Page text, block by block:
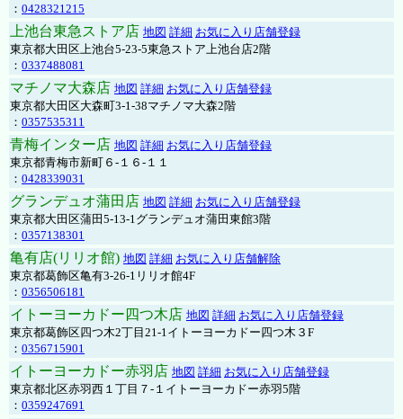
： 0428321215
上池台東急ストア店 地図 詳細 お気に入り店舗登録
東京都大田区上池台5-23-5東急ストア上池台店2階
： 0337488081
マチノマ大森店 地図 詳細 お気に入り店舗登録
東京都大田区大森町3-1-38マチノマ大森2階
： 0357535311
青梅インター店 地図 詳細 お気に入り店舗登録
東京都青梅市新町６-１６-１１
： 0428339031
グランデュオ蒲田店 地図 詳細 お気に入り店舗登録
東京都大田区蒲田5-13-1グランデュオ蒲田東館3階
： 0357138301
亀有店(リリオ館) 地図 詳細 お気に入り店舗解除
東京都葛飾区亀有3-26-1リリオ館4F
： 0356506181
イトーヨーカドー四つ木店 地図 詳細 お気に入り店舗登録
東京都葛飾区四つ木2丁目21-1イトーヨーカドー四つ木３F
： 0356715901
イトーヨーカドー赤羽店 地図 詳細 お気に入り店舗登録
東京都北区赤羽西１丁目７-１イトーヨーカドー赤羽5階
： 0359247691